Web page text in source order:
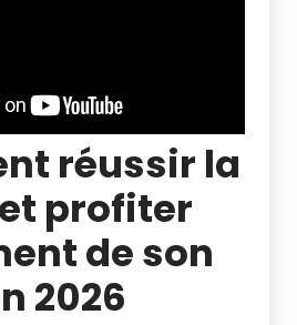
réussir la
profiter
de son
2026